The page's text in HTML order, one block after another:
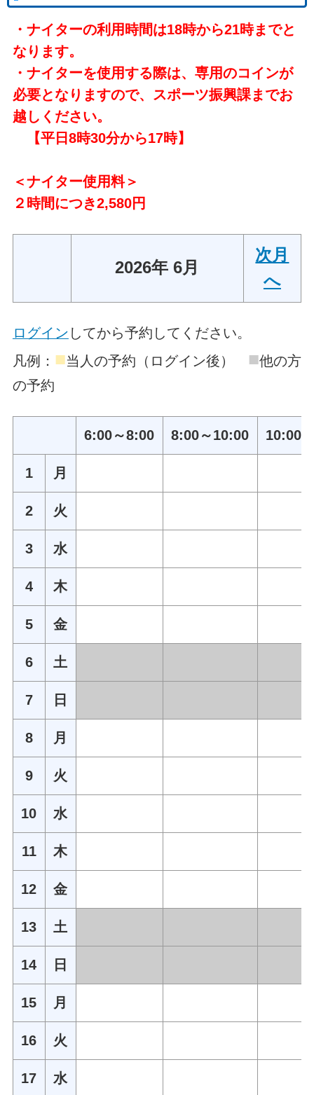
・ナイターの利用時間は18時から21時までと
なります。
・ナイターを使用する際は、専用のコインが
必要となりますので、スポーツ振興課までお
越しください。
【平日8時30分から17時】
＜ナイター使用料＞
２時間につき2,580円
2026年 6月
次月
へ
ログイン してから予約してください。
凡例： ■当人の予約（ログイン後） ■他の方
の予約
6:00～8:00 8:00～10:00 10:00
1 月
2 火
3 水
4 木
5 金
6 土
7 日
8 月
9 火
10 水
11 木
12 金
13 土
14 日
15 月
16 火
17 水